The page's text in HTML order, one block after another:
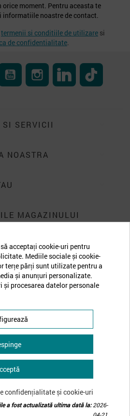
orice moment. Pentru aceasta te
informatiile noastre de contact.
termenii si conditiile de utilizare si
de confidentialitate.
YouTube InstagramLinkedIn
SI SERVICII
NOASTRA
MAGAZINULUI
| all rights reserved.
acceptați cookie-uri pentru
Mediile sociale și cookie-
terțe părți sunt utilizate pentru a
și anunțuri personalizate.
și procesarea datelor personale
confidențialitate și cookie-uri
a fost actualizată ultima dată la:2026-